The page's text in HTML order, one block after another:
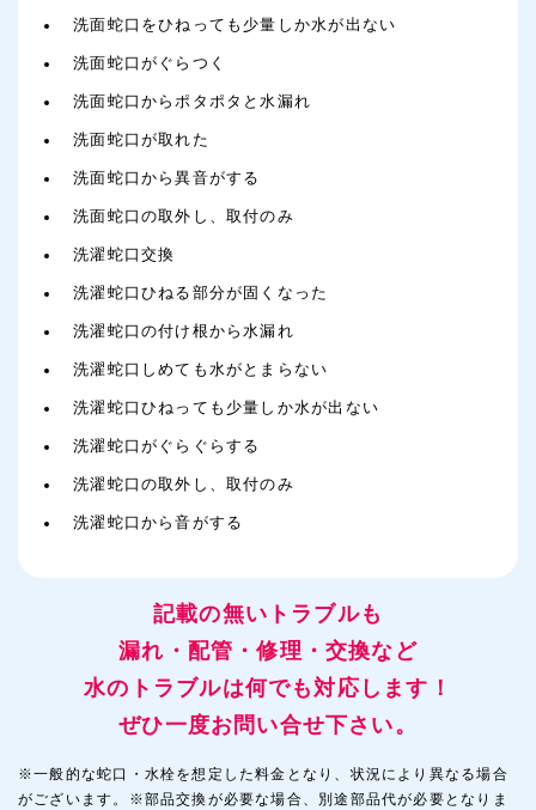
洗面蛇口をひねっても少量しか水が出ない
洗面蛇口がぐらつく
洗面蛇口からポタポタと水漏れ
洗面蛇口が取れた
洗面蛇口から異音がする
洗面蛇口の取外し、取付のみ
洗濯蛇口交換
洗濯蛇口ひねる部分が固くなった
洗濯蛇口の付け根から水漏れ
洗濯蛇口しめても水がとまらない
洗濯蛇口ひねっても少量しか水が出ない
洗濯蛇口がぐらぐらする
洗濯蛇口の取外し、取付のみ
洗濯蛇口から音がする
記載の無いトラブルも
漏れ・配管・修理・交換など
水のトラブルは何でも対応します！
ぜひ一度お問い合せ下さい。
※一般的な蛇口・水栓を想定した料金となり、状況により異なる場合
がございます。※部品交換が必要な場合、別途部品代が必要となりま